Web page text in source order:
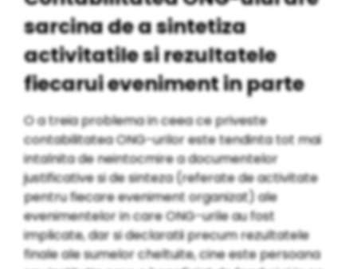
sarcina de a sintetiza
activitatile si rezultatele
fiecarui eveniment in parte
O a treia problema in ceea ce priveste
contabilitatea ONG-urilor este tendinta tot mai
intalnita de neintocmire a documentelor
justificative si de sinteza (referate de activitate
pentru fiecare eveniment organizat) ale
evenimentelor in care ONG-urile au fost
implicate, dar si declaratii precum rezultatele
finale ale sumelor cheltuite, cine este persoana